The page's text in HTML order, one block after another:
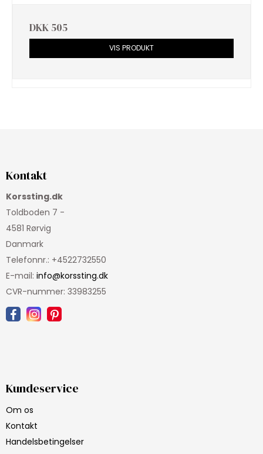
DKK 505
VIS PRODUKT
Kontakt
Korssting.dk
Toldboden 7 -
4581 Rørvig
Danmark
Telefonnr.: +4522732550
E-mail: info@korssting.dk
CVR-nummer: 33983255
Kundeservice
Om os
Kontakt
Handelsbetingelser